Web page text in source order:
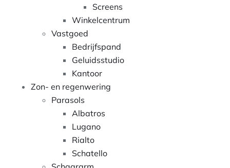
Screens
Winkelcentrum
Vastgoed
Bedrijfspand
Geluidsstudio
Kantoor
Zon- en regenwering
Parasols
Albatros
Lugano
Rialto
Schatello